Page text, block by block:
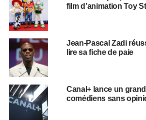
film d’animation Toy
Jean-Pascal Zadi
lire sa fiche de paie
Canal+ lance un
comédiens sans